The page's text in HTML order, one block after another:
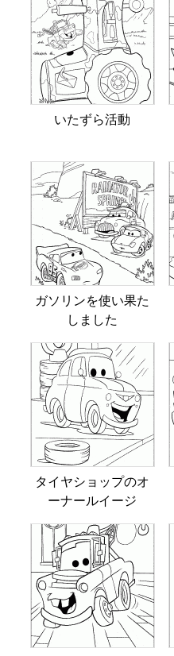
いたずら活動
ガソリンを使い果た
しました
タイヤショップのオ
ーナールイージ